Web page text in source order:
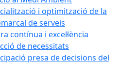
i optimització de la
de serveis
contínua i excel·lència
de necessitats
presa de decisions del